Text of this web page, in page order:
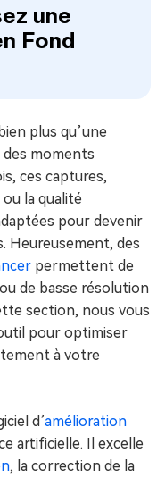
une
Fond
plus qu’une
des moments
ces captures,
la qualité
pour devenir
Heureusement, des
permettent de
de basse résolution
section, nous vous
pour optimiser
à votre
d’amélioration
artificielle. Il excelle
, la correction de la